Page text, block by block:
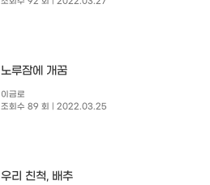
노루잠에 개꿈
이금로
조회수 89 회
| 2022.03.25
우리 친척, 배추